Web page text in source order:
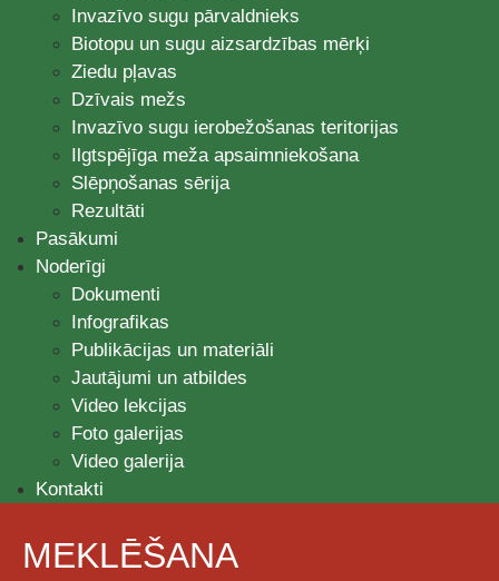
Invazīvo sugu pārvaldnieks
Biotopu un sugu aizsardzības mērķi
Ziedu pļavas
Dzīvais mežs
Invazīvo sugu ierobežošanas teritorijas
Ilgtspējīga meža apsaimniekošana
Slēpņošanas sērija
Rezultāti
Pasākumi
Noderīgi
Dokumenti
Infografikas
Publikācijas un materiāli
Jautājumi un atbildes
Video lekcijas
Foto galerijas
Video galerija
Kontakti
MEKLĒŠANA